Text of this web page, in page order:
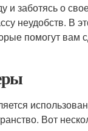
и заботясь о
неудобств. В
помогут вам
Вот